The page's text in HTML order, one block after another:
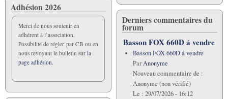
Adhésion 2026
Merci de nous soutenir en
adhérent à l’association.
Possibilité de régler par CB ou en
nous revoyant le bulletin sur la
page adhésion.
Derniers commentaires du
forum
Basson FOX 660D á vendre
Basson FOX 660D á vendre
ParAnonyme
Nouveau commentaire de :
Anonyme (non vérifié)
Le : 29/07/2026 - 16:12